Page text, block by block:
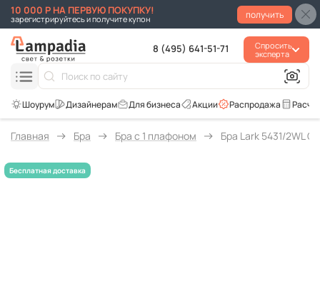
10 000 Р НА ПЕРВУЮ ПОКУПКУ!
зарегистрируйтесь и получите купон получить
8 (495) 641-51-71
Спросить
эксперта
Распродажа
Акции
Для бизнеса
Главная Бра Бра с 1 плафоном Бра Lark 5431/2WL